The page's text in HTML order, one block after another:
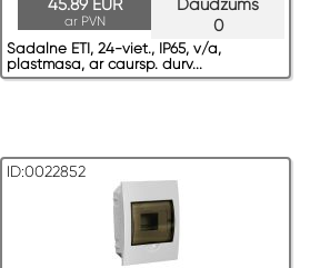
Daudzums
0
45.89 EUR
ar PVN
Sadalne ETI, 24-viet., IP65, v/a,
plastmasa, ar caursp. durv...
ID:0022852